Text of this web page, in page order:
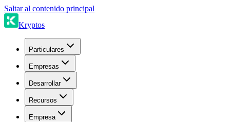
Saltar al contenido principal
Kryptos
Particulares
Empresas
Desarrollar
Recursos
Empresa